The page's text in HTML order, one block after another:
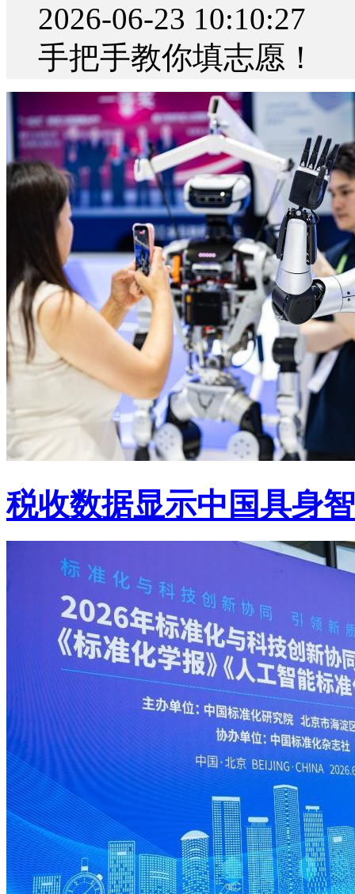
2026-06-23 10:10:27
手把手教你填志愿！
税收数据显示中国具身